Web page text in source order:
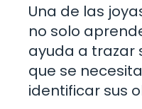
Una de las
no solo
ayuda a trazar
que se
identificar sus